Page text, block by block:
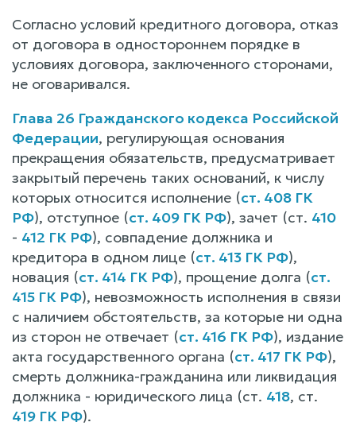
Согласно условий кредитного договора, отказ
от договора в одностороннем порядке в
условиях договора, заключенного сторонами,
не оговаривался.
Глава 26 Гражданского кодекса Российской
Федерации, регулирующая основания
прекращения обязательств, предусматривает
закрытый перечень таких оснований, к числу
которых относится исполнение (ст. 408 ГК
РФ), отступное (ст. 409 ГК РФ), зачет (ст. 410
- 412 ГК РФ), совпадение должника и
кредитора в одном лице (ст. 413 ГК РФ),
новация (ст. 414 ГК РФ), прощение долга (ст.
415 ГК РФ), невозможность исполнения в связи
с наличием обстоятельств, за которые ни одна
из сторон не отвечает (ст. 416 ГК РФ), издание
акта государственного органа (ст. 417 ГК РФ),
смерть должника-гражданина или ликвидация
должника - юридического лица (ст. 418, ст.
419 ГК РФ).